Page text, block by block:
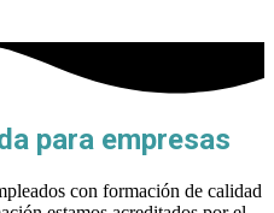
para empresas
con formación de calidad